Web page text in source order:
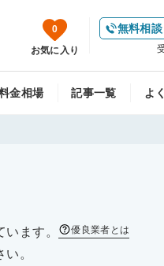
0
お気に入り
無料相談
金相場 記事一覧 よ
います。 優良業者とは
。